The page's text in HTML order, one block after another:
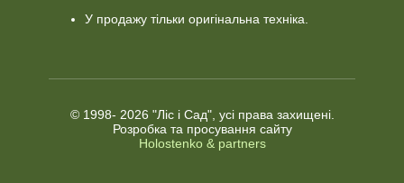
У продажу тільки оригінальна техніка.
© 1998- 2026 "Ліс і Сад", усі права захищені.
Розробка та просування сайту
Holostenko & partners